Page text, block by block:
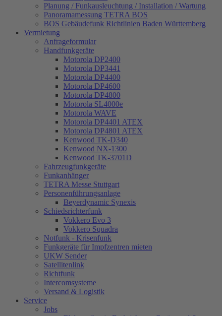
Planung / Funkausleuchtung / Installation / Wartung
Panoramamessung TETRA BOS
BOS Gebäudefunk Richtlinien Baden Württemberg
Vermietung
Anfrageformular
Handfunkgeräte
Motorola DP2400
Motorola DP3441
Motorola DP4400
Motorola DP4600
Motorola DP4800
Motorola SL4000e
Motorola WAVE
Motorola DP4401 ATEX
Motorola DP4801 ATEX
Kenwood TK-D340
Kenwood NX-1300
Kenwood TK-3701D
Fahrzeugfunkgeräte
Funkanhänger
TETRA Messe Stuttgart
Personenführungsanlage
Beyerdynamic Synexis
Schiedsrichterfunk
Vokkero Evo 3
Vokkero Squadra
Notfunk - Krisenfunk
Funkgeräte für Impfzentren mieten
UKW Sender
Satellitenlink
Richtfunk
Intercomsysteme
Versand & Logistik
Service
Jobs